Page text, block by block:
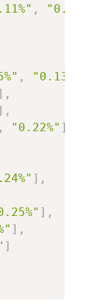
, "0.76%"
, "0.13%"
,
,
, "0.22%" ]
] ,
] ,
] ,
]